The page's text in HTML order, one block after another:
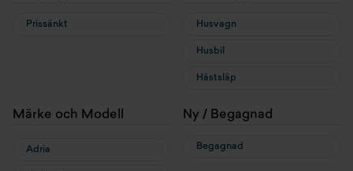
Prissänkt Husvagn
Husbil
Hästsläp
Märke och Modell
Adria
Ny / Begagnad
Begagnad